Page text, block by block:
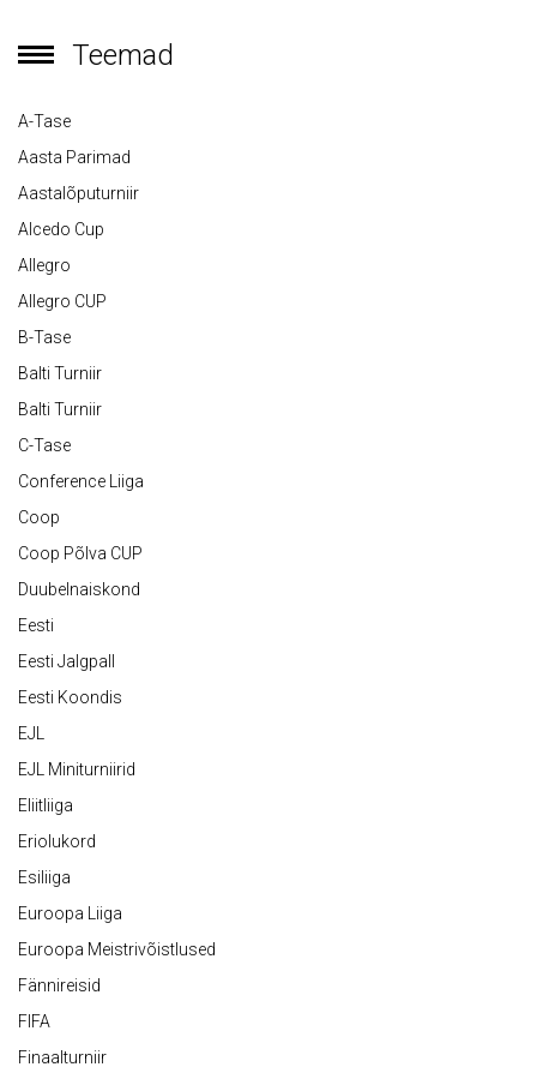
Teemad
A-Tase
Aasta Parimad
Aastalõputurniir
Alcedo Cup
Allegro
Allegro CUP
B-Tase
Balti Turniir
Balti Turniir
C-Tase
Conference Liiga
Coop
Coop Põlva CUP
Duubelnaiskond
Eesti
Eesti Jalgpall
Eesti Koondis
EJL
EJL Miniturniirid
Eliitliiga
Eriolukord
Esiliiga
Euroopa Liiga
Euroopa Meistrivõistlused
Fännireisid
FIFA
Finaalturniir